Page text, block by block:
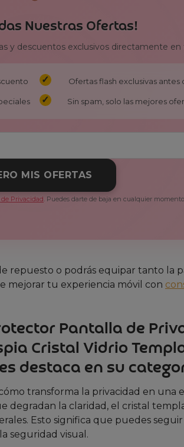
Nuestras Ofertas!
y descuentos exclusivos directamente en
Ofertas flash exclusivas antes
Sin spam, solo las mejores
MIS OFERTAS
Privacidad . Puedes darte de baja en cualquier momento.
repuesto o podrás equipar tanto la
mejorar tu experiencia móvil con
Pantalla de
Cristal Vidrio
destaca en su
transforma la privacidad en una
degradan la claridad, el cristal
Esto significa que puedes
seguridad visual.